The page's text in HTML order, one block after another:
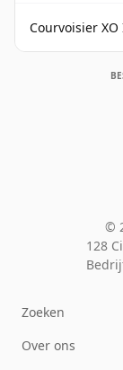
Courvoisier
©
128
Zoeken
Over ons